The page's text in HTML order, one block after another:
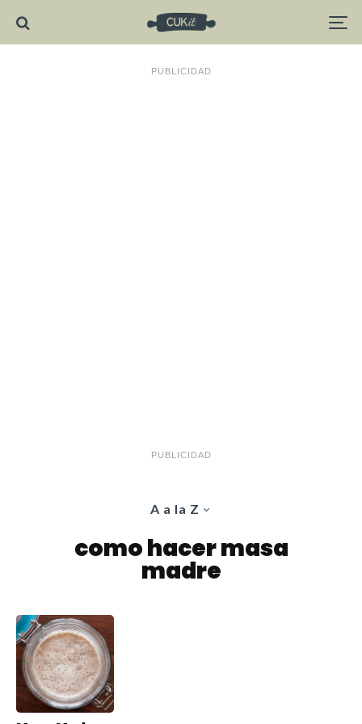
PUBLICIDAD
PUBLICIDAD
A a la Z
como hacer masa
madre